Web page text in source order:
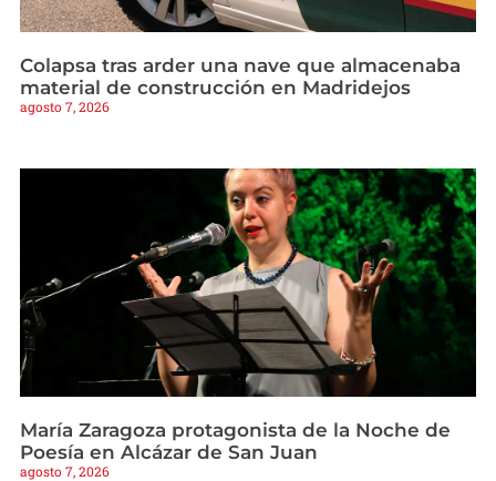
Colapsa tras arder una nave que almacenaba
material de construcción en Madridejos
agosto 7, 2026
María Zaragoza protagonista de la Noche de
Poesía en Alcázar de San Juan
agosto 7, 2026